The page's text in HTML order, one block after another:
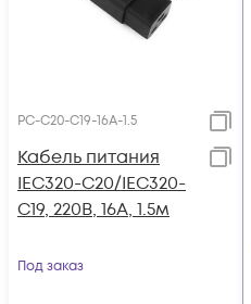
PC-C20-C19-16A-1.5
Кабель питания
IEC320-C20/IEC320-
C19, 220B, 16А, 1.5м
Под заказ